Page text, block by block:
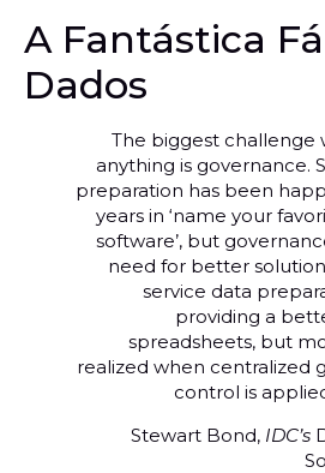
A Fantástica
Dados
The biggest challenge
anything is governance.
preparation has been
years in ‘name your
software’, but
need for better
service data
providing a
spreadsheets, but
realized when centralized
control is
Stewart Bond, IDC’s